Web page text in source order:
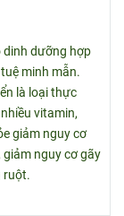
dinh dưỡng hợp
minh mẫn.
là loại thực
vitamin,
giảm nguy cơ
nguy cơ gãy
ruột.